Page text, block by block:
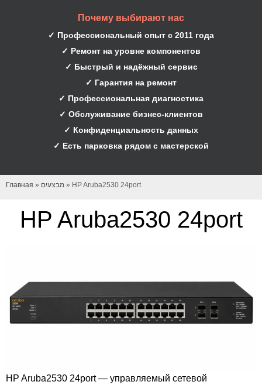
Почему выбирают нас
✓ Профессиональный опыт с 2011 года
✓ Ремонт на уровне компонентов
✓ Быстрый и надёжный сервис
✓ Гарантия на ремонт
✓ Профессиональная диагностика
✓ Обслуживание бизнес-клиентов
✓ Конфиденциальность данных
✓ Есть парковка рядом с мастерской
Главная » מבצעים » HP Aruba2530 24port
HP Aruba2530 24port
HP Aruba2530 24port — управляемый сетевой